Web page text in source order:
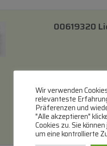
00619320
In
Wir verwenden
relevanteste
Präferenzen und
"Alle akzeptieren"
Cookies zu. Sie
um eine kontrollierte